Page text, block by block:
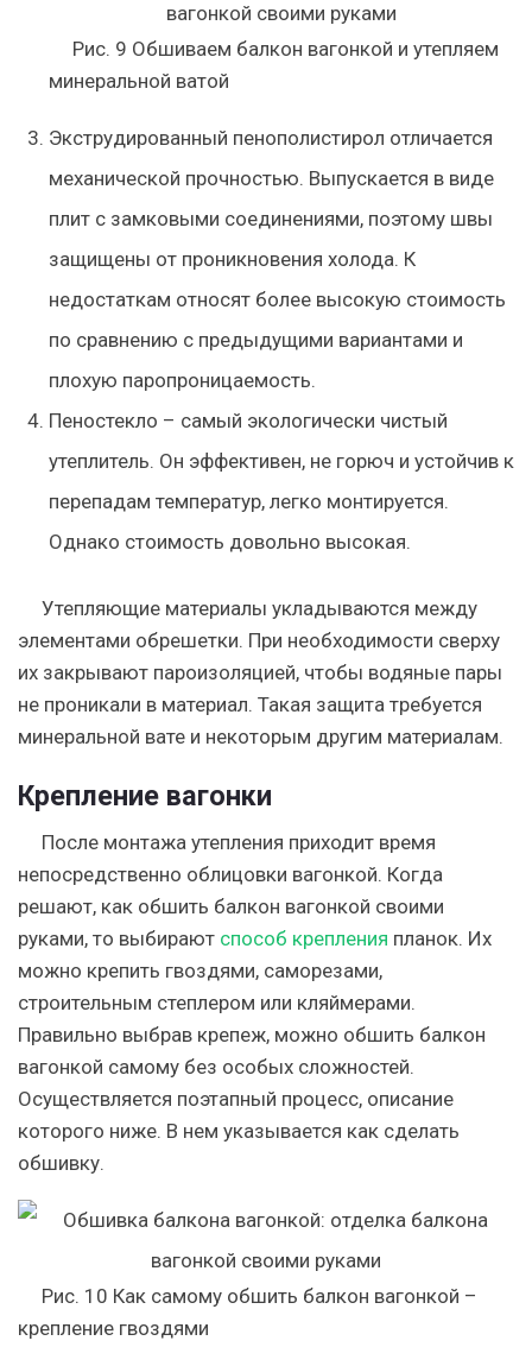
Рис. 9 Обшиваем балкон вагонкой и утепляем
минеральной ватой
Экструдированный пенополистирол отличается
механической прочностью. Выпускается в виде
плит с замковыми соединениями, поэтому швы
защищены от проникновения холода. К
недостаткам относят более высокую стоимость
по сравнению с предыдущими вариантами и
плохую паропроницаемость.
Пеностекло – самый экологически чистый
утеплитель. Он эффективен, не горюч и устойчив к
перепадам температур, легко монтируется.
Однако стоимость довольно высокая.
Утепляющие материалы укладываются между
элементами обрешетки. При необходимости сверху
их закрывают пароизоляцией, чтобы водяные пары
не проникали в материал. Такая защита требуется
минеральной вате и некоторым другим материалам.
Крепление вагонки
После монтажа утепления приходит время
непосредственно облицовки вагонкой. Когда
решают, как обшить балкон вагонкой своими
руками, то выбирают способ крепления планок. Их
можно крепить гвоздями, саморезами,
строительным степлером или кляймерами.
Правильно выбрав крепеж, можно обшить балкон
вагонкой самому без особых сложностей.
Осуществляется поэтапный процесс, описание
которого ниже. В нем указывается как сделать
обшивку.
Рис. 10 Как самому обшить балкон вагонкой –
крепление гвоздями